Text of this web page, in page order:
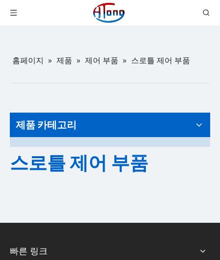
홈페이지 » 제품 » 제어 부품 » 스로틀 제어 부품
제품 카테고리
스로틀 제어 부품
빠른 링크